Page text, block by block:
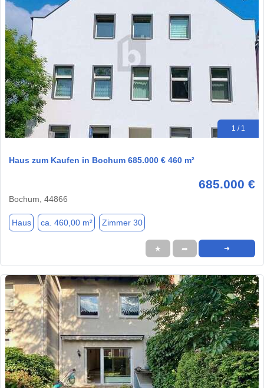
1 / 1
Haus zum Kaufen in Bochum 685.000 € 460 m²
685.000 €
Bochum, 44866
Haus ca. 460,00 m² Zimmer 30
★ ➦ ➜